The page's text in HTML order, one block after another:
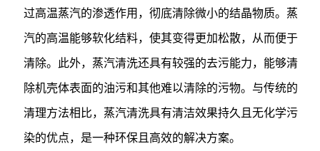
过高温蒸汽的渗透作用，彻底清除微小的结晶物质。蒸
汽的高温能够软化结料，使其变得更加松散，从而便于
清除。此外，蒸汽清洗还具有较强的去污能力，能够清
除机壳体表面的油污和其他难以清除的污物。与传统的
清理方法相比，蒸汽清洗具有清洁效果持久且无化学污
染的优点，是一种环保且高效的解决方案。